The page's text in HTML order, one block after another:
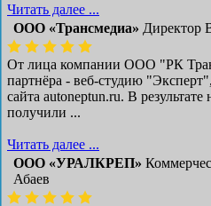
Читать далее ...
ООО «Трансмедиа» Директор
От лица компании ООО "РК
партнёра - веб-студию
сайта autoneptun.ru. В
получили ...
Читать далее ...
ООО «УРАЛКРЕП»
Абаев